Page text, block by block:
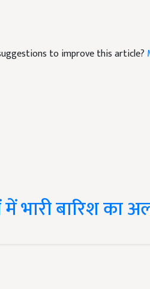
to improve this article?
भारी बारिश का